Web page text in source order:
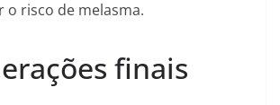
o risco de melasma.
finais